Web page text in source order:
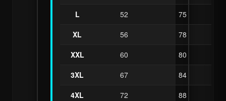
L
52
75
XL
56
78
XXL
60
80
3XL
67
84
4XL
72 88